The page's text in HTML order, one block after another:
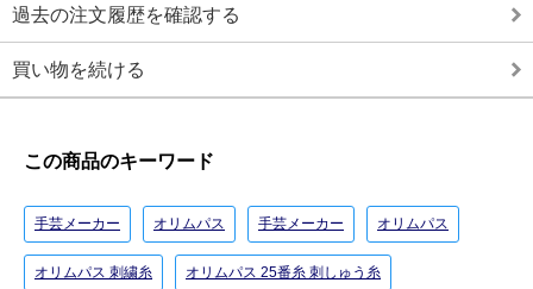
過去の注文履歴を確認する
買い物を続ける
この商品のキーワード
手芸メーカー オリムパス 手芸メーカー オリムパス
オリムパス 刺繍糸 オリムパス 25番糸 刺しゅう糸